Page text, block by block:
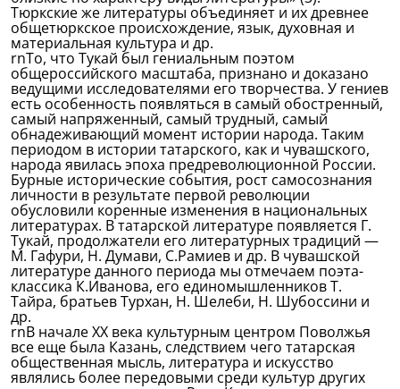
Тюркские же литературы объединяет и их древнее
общетюркское происхождение, язык, духовная и
материальная культура и др.
rnТо, что Тукай был гениальным поэтом
общероссийского масштаба, признано и доказано
ведущими исследователями его творчества. У гениев
есть особенность появляться в самый обостренный,
самый напряженный, самый трудный, самый
обнадеживающий момент истории народа. Таким
периодом в истории татарского, как и чувашского,
народа явилась эпоха предреволюционной России.
Бурные исторические события, рост самосознания
личности в результате первой революции
обусловили коренные изменения в национальных
литературах. В татарской литературе появляется Г.
Тукай, продолжатели его литературных традиций —
М. Гафури, Н. Думави, С.Рамиев и др. В чувашской
литературе данного периода мы отмечаем поэта-
классика К.Иванова, его единомышленников Т.
Тайра, братьев Турхан, Н. Шелеби, Н. Шубоссини и
др.
rnВ начале XX века культурным центром Поволжья
все еще была Казань, следствием чего татарская
общественная мысль, литература и искусство
являлись более передовыми среди культур других